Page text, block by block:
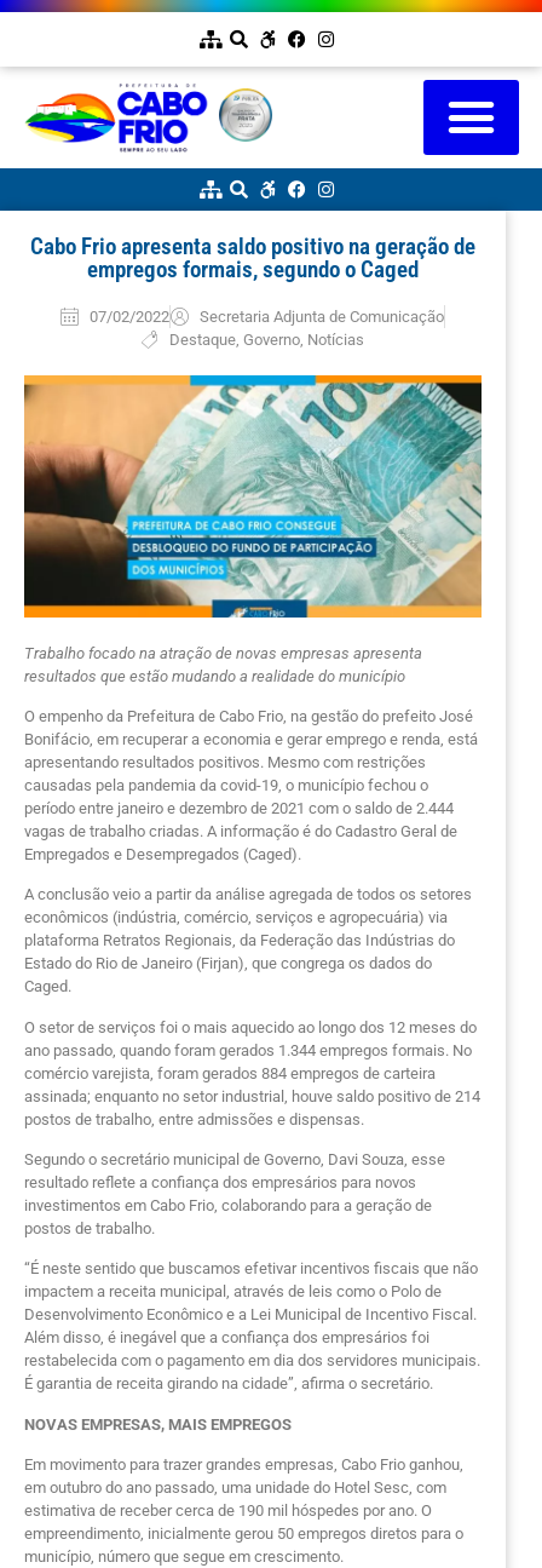
Cabo Frio apresenta saldo positivo na geração de
empregos formais, segundo o Caged
07/02/2022
Secretaria Adjunta de Comunicação
Destaque ,Governo Notícias
Trabalho focado na atração de novas empresas apresenta
resultados que estão mudando a realidade do município
O empenho da Prefeitura de Cabo Frio, na gestão do prefeito José
Bonifácio, em recuperar a economia e gerar emprego e renda, está
apresentando resultados positivos. Mesmo com restrições
causadas pela pandemia da covid-19, o município fechou o
período entre janeiro e dezembro de 2021 com o saldo de 2.444
vagas de trabalho criadas. A informação é do Cadastro Geral de
Empregados e Desempregados (Caged).
A conclusão veio a partir da análise agregada de todos os setores
econômicos (indústria, comércio, serviços e agropecuária) via
plataforma Retratos Regionais, da Federação das Indústrias do
Estado do Rio de Janeiro (Firjan), que congrega os dados do
Caged.
O setor de serviços foi o mais aquecido ao longo dos 12 meses do
ano passado, quando foram gerados 1.344 empregos formais. No
comércio varejista, foram gerados 884 empregos de carteira
assinada; enquanto no setor industrial, houve saldo positivo de 214
postos de trabalho, entre admissões e dispensas.
Segundo o secretário municipal de Governo, Davi Souza, esse
resultado reflete a confiança dos empresários para novos
investimentos em Cabo Frio, colaborando para a geração de
postos de trabalho.
“É neste sentido que buscamos efetivar incentivos fiscais que não
impactem a receita municipal, através de leis como o Polo de
Desenvolvimento Econômico e a Lei Municipal de Incentivo Fiscal.
Além disso, é inegável que a confiança dos empresários foi
restabelecida com o pagamento em dia dos servidores municipais.
É garantia de receita girando na cidade”, afirma o secretário.
NOVAS EMPRESAS, MAIS EMPREGOS
Em movimento para trazer grandes empresas, Cabo Frio ganhou,
em outubro do ano passado, uma unidade do Hotel Sesc, com
estimativa de receber cerca de 190 mil hóspedes por ano. O
empreendimento, inicialmente gerou 50 empregos diretos para o
município, número que segue em crescimento.